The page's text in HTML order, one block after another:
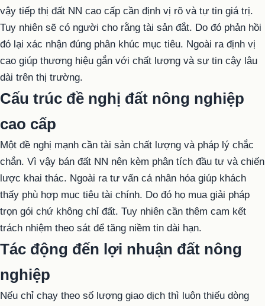
vậy tiếp thị đất NN cao cấp cần định vị rõ và tự tin giá trị.
Tuy nhiên sẽ có người cho rằng tài sản đắt. Do đó phản hồi
đó lại xác nhận đúng phân khúc mục tiêu. Ngoài ra định vị
cao giúp thương hiệu gắn với chất lượng và sự tin cậy lâu
dài trên thị trường.
Cấu trúc đề nghị đất nông nghiệp
cao cấp
Một đề nghị mạnh cần tài sản chất lượng và pháp lý chắc
chắn. Vì vậy bán đất NN nên kèm phân tích đầu tư và chiến
lược khai thác. Ngoài ra tư vấn cá nhân hóa giúp khách
thấy phù hợp mục tiêu tài chính. Do đó họ mua giải pháp
trọn gói chứ không chỉ đất. Tuy nhiên cần thêm cam kết
trách nhiệm theo sát để tăng niềm tin dài hạn.
Tác động đến lợi nhuận đất nông
nghiệp
Nếu chỉ chạy theo số lượng giao dịch thì luôn thiếu dòng